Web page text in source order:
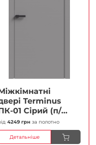
Terminus
01 Сірий (п/п)
Плівка
4249 грн за полотно
Детальніше